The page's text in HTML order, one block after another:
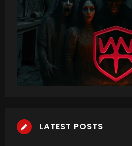
LATEST POSTS